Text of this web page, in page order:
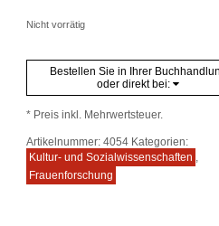
Nicht vorrätig
Bestellen Sie in Ihrer
oder direkt bei:
* Preis inkl. Mehrwertsteuer.
Artikelnummer: 4054 Kategorien:
Kultur- und Sozialwissenschaften
Frauenforschung